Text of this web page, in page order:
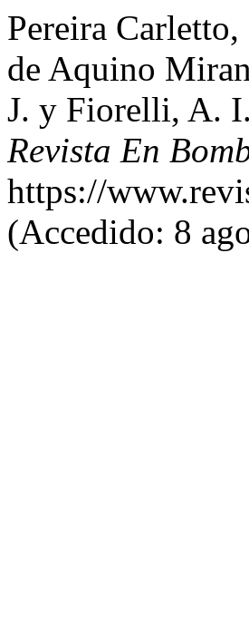
Pereira
de Aquino
J. y Fiorelli, A.
Revista En
https://
(Accedido: 8